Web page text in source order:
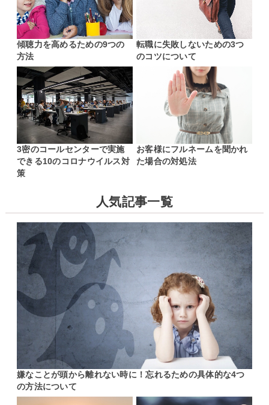
傾聴力を高めるための9つの
方法
転職に失敗しないための3つ
のコツについて
3密のコールセンターで実施
できる10のコロナウイルス対
策
お客様にフルネームを聞かれ
た場合の対処法
人気記事一覧
嫌なことが頭から離れない時に！忘れるための具体的な4つ
の方法について